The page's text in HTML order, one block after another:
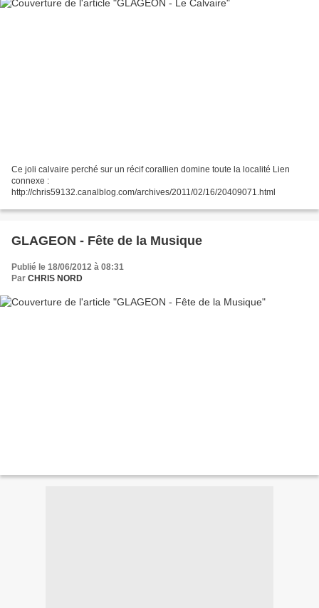
Ce joli calvaire perché sur un récif corallien domine toute la localité Lien
connexe :
http://chris59132.canalblog.com/archives/2011/02/16/20409071.html
GLAGEON - Fête de la Musique
Publié le 18/06/2012 à 08:31
Par CHRIS NORD